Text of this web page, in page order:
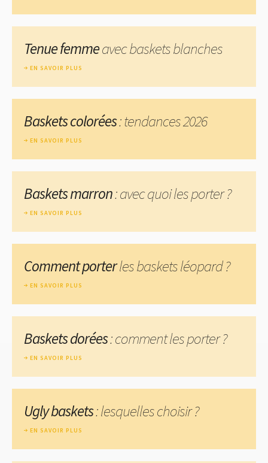
Tenue femmeavec baskets blanches
EN SAVOIR PLUS
Baskets colorées: tendances 2026
EN SAVOIR PLUS
Baskets marron: avec quoi les porter ?
EN SAVOIR PLUS
Comment porterles baskets léopard ?
EN SAVOIR PLUS
Baskets dorées: comment les porter ?
EN SAVOIR PLUS
Ugly baskets: lesquelles choisir ?
EN SAVOIR PLUS